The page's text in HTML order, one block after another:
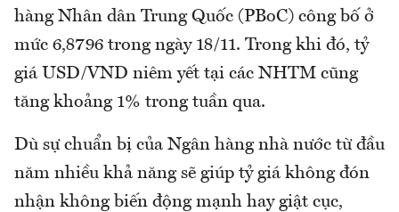
hàng Nhân dân Trung Quốc (PBoC) công bố ở
mức 6,8796 trong ngày 18/11. Trong khi đó, tỷ
giá USD/VND niêm yết tại các NHTM cũng
tăng khoảng 1% trong tuần qua.
Dù sự chuẩn bị của Ngân hàng nhà nước từ đầu
năm nhiều khả năng sẽ giúp tỷ giá không đón
nhận không biến động mạnh hay giật cục,